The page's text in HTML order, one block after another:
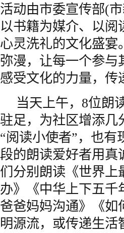
活动由市委宣传部(
以书籍为媒介、以
心灵洗礼的文化盛宴
弥漫，让每一个参与
感受文化的力量，传
当天上午，8位朗
驻足，为社区增添几
“阅读小使者”，也
段的朗读爱好者用真
们分别朗读《世界上
办》《中华上下五千
爸爸妈妈沟通》《如
明源流，或传递生活